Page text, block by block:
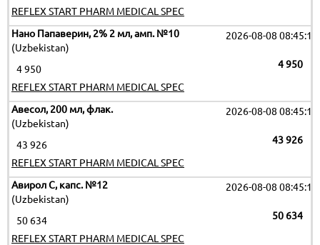
REFLEX START PHARM MEDICAL SPEC
Нано Папаверин, 2% 2 мл, амп. №10
(Uzbekistan)
2026-08-08 08:45:16
4 950
4 950
REFLEX START PHARM MEDICAL SPEC
Авесол, 200 мл, флак.
(Uzbekistan)
2026-08-08 08:45:16
43 926
43 926
REFLEX START PHARM MEDICAL SPEC
Авирол C, капс. №12
(Uzbekistan)
2026-08-08 08:45:16
50 634
50 634
REFLEX START PHARM MEDICAL SPEC